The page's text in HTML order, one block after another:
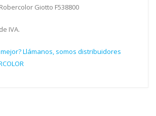
Giotto F538800
IVA.
Llámanos, somos distribuidores